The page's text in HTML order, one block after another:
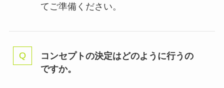
てご準備ください。
コンセプトの決定はどのように行うの
ですか。